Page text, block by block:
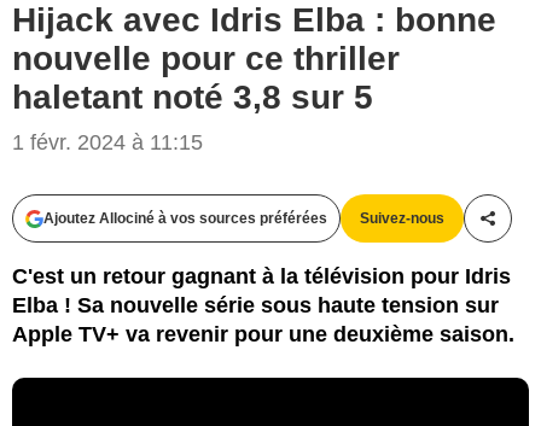
Hijack avec Idris Elba : bonne
nouvelle pour ce thriller
haletant noté 3,8 sur 5
1 févr. 2024 à 11:15
Ajoutez Allociné à vos sources préférées Suivez-nous
C'est un retour gagnant à la télévision pour Idris
Elba ! Sa nouvelle série sous haute tension sur
Apple TV+ va revenir pour une deuxième saison.